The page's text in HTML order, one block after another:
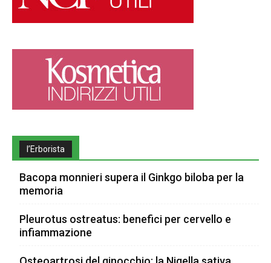
l’Erborista
Bacopa monnieri supera il Ginkgo biloba per la
memoria
Pleurotus ostreatus: benefici per cervello e
infiammazione